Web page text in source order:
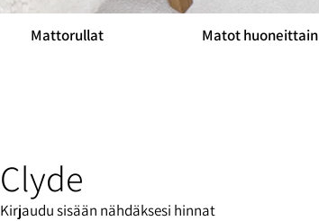
Mattorullat Matot huoneittain
Clyde
Kirjaudu sisään nähdäksesi hinnat